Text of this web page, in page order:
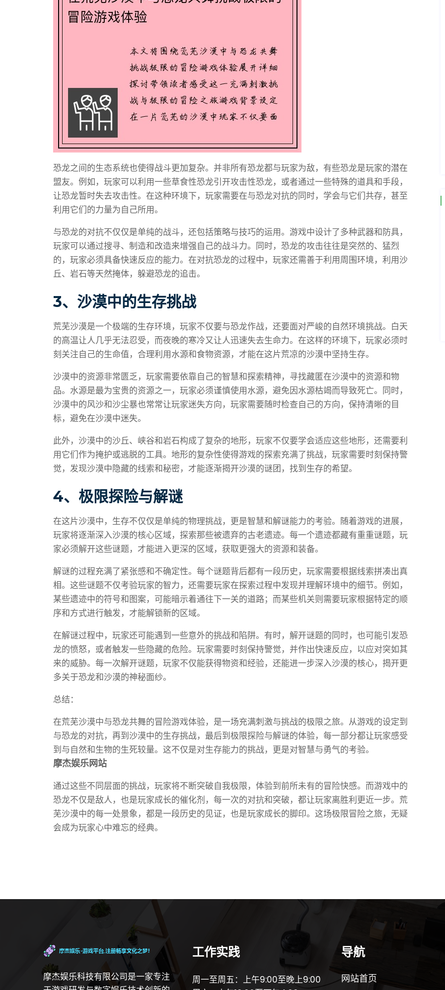
恐龙之间的生态系统也使得战斗更加复杂。并非所有恐龙都与玩家为敌，有些恐龙是玩家的潜在
盟友。例如，玩家可以利用一些草食性恐龙引开攻击性恐龙，或者通过一些特殊的道具和手段，
让恐龙暂时失去攻击性。在这种环境下，玩家需要在与恐龙对抗的同时，学会与它们共存，甚至
利用它们的力量为自己所用。
与恐龙的对抗不仅仅是单纯的战斗，还包括策略与技巧的运用。游戏中设计了多种武器和防具，
玩家可以通过搜寻、制造和改造来增强自己的战斗力。同时，恐龙的攻击往往是突然的、猛烈
的，玩家必须具备快速反应的能力。在对抗恐龙的过程中，玩家还需善于利用周围环境，利用沙
丘、岩石等天然掩体，躲避恐龙的追击。
3、沙漠中的生存挑战
荒芜沙漠是一个极端的生存环境，玩家不仅要与恐龙作战，还要面对严峻的自然环境挑战。白天
的高温让人几乎无法忍受，而夜晚的寒冷又让人迅速失去生命力。在这样的环境下，玩家必须时
刻关注自己的生命值，合理利用水源和食物资源，才能在这片荒凉的沙漠中坚持生存。
沙漠中的资源非常匮乏，玩家需要依靠自己的智慧和探索精神，寻找藏匿在沙漠中的资源和物
品。水源是最为宝贵的资源之一，玩家必须谨慎使用水源，避免因水源枯竭而导致死亡。同时，
沙漠中的风沙和沙尘暴也常常让玩家迷失方向，玩家需要随时检查自己的方向，保持清晰的目
标，避免在沙漠中迷失。
此外，沙漠中的沙丘、峡谷和岩石构成了复杂的地形，玩家不仅要学会适应这些地形，还需要利
用它们作为掩护或逃脱的工具。地形的复杂性使得游戏的探索充满了挑战，玩家需要时刻保持警
觉，发现沙漠中隐藏的线索和秘密，才能逐渐揭开沙漠的谜团，找到生存的希望。
4、极限探险与解谜
在这片沙漠中，生存不仅仅是单纯的物理挑战，更是智慧和解谜能力的考验。随着游戏的进展，
玩家将逐渐深入沙漠的核心区域，探索那些被遗弃的古老遗迹。每一个遗迹都藏有重重谜题，玩
家必须解开这些谜题，才能进入更深的区域，获取更强大的资源和装备。
解谜的过程充满了紧张感和不确定性。每个谜题背后都有一段历史，玩家需要根据线索拼凑出真
相。这些谜题不仅考验玩家的智力，还需要玩家在探索过程中发现并理解环境中的细节。例如，
某些遗迹中的符号和图案，可能暗示着通往下一关的道路；而某些机关则需要玩家根据特定的顺
序和方式进行触发，才能解锁新的区域。
在解谜过程中，玩家还可能遇到一些意外的挑战和陷阱。有时，解开谜题的同时，也可能引发恐
龙的愤怒，或者触发一些隐藏的危险。玩家需要时刻保持警觉，并作出快速反应，以应对突如其
来的威胁。每一次解开谜题，玩家不仅能获得物资和经验，还能进一步深入沙漠的核心，揭开更
多关于恐龙和沙漠的神秘面纱。
总结：
在荒芜沙漠中与恐龙共舞的冒险游戏体验，是一场充满刺激与挑战的极限之旅。从游戏的设定到
与恐龙的对抗，再到沙漠中的生存挑战，最后到极限探险与解谜的体验，每一部分都让玩家感受
到与自然和生物的生死较量。这不仅是对生存能力的挑战，更是对智慧与勇气的考验。
摩杰娱乐网站
通过这些不同层面的挑战，玩家将不断突破自我极限，体验到前所未有的冒险快感。而游戏中的
恐龙不仅是敌人，也是玩家成长的催化剂，每一次的对抗和突破，都让玩家离胜利更近一步。荒
芜沙漠中的每一处景象，都是一段历史的见证，也是玩家成长的脚印。这场极限冒险之旅，无疑
会成为玩家心中难忘的经典。
摩杰娱乐科技有限公司是一家专注
工作实践
周一至周五：上午9:00至晚上9:00
导航
网站首页